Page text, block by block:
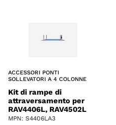
ACCESSORI PONTI
SOLLEVATORI A 4 COLONNE
Kit di rampe di
attraversamento per
RAV4406L, RAV4502L
MPN: S4406LA3